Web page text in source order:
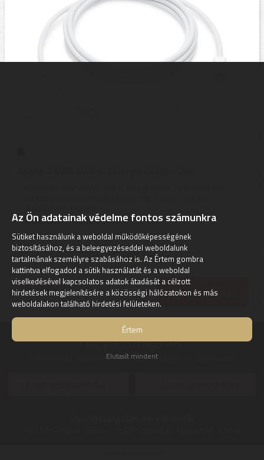
2ÉV hivatalos, gyári garancia
Szállítási díj: 990 Ft-tól raktáron
14.480Ft KOSÁRBA
Ügyfélszolgálat:
Kérdéseivel, észrevételeivel keresse ügyfélszolgálatunkat
Az Ön adatainak védelme fontos számunkra
Sütiket használunk a weboldal működőképességének
biztosításához, és a beleegyezéseddel weboldalunk
tartalmának személyre szabásához is. Az Értem gombra
kattintva elfogadod a sütik használatát és a weboldal
viselkedésével kapcsolatos adatok átadását a célzott
hirdetések megjelenítésére a közösségi hálózatokon és más
weboldalakon található hirdetési felületeken.
Értem
Elutasít mindent